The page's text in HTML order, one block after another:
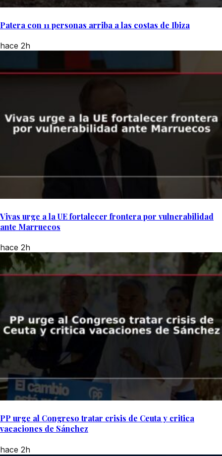
Patera con 11 personas arriba a las costas de Ibiza
hace 2h
Vivas urge a la UE fortalecer frontera por vulnerabilidad
ante Marruecos
hace 2h
PP urge al Congreso tratar crisis de Ceuta y critica
vacaciones de Sánchez
hace 2h